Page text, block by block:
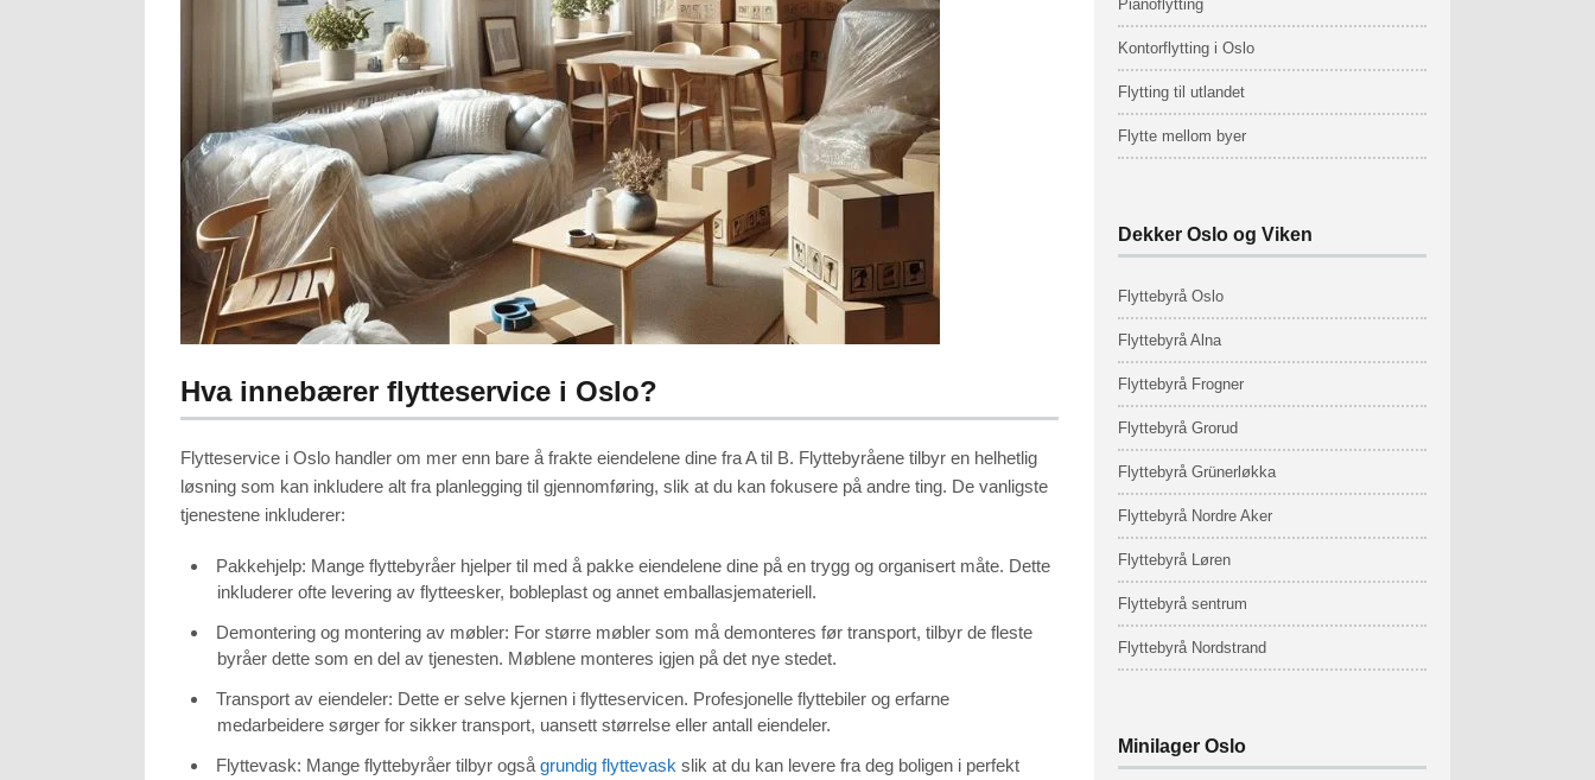
Hva innebærer flytteservice i Oslo?
Flytteservice i Oslo handler om mer enn bare å frakte eiendelene dine fra A til B. Flyttebyråene tilbyr en helhetlig
løsning som kan inkludere alt fra planlegging til gjennomføring, slik at du kan fokusere på andre ting. De vanligste
tjenestene inkluderer:
Pakkehjelp: Mange flyttebyråer hjelper til med å pakke eiendelene dine på en trygg og organisert måte. Dette
inkluderer ofte levering av flytteesker, bobleplast og annet emballasjemateriell.
Demontering og montering av møbler: For større møbler som må demonteres før transport, tilbyr de fleste
byråer dette som en del av tjenesten. Møblene monteres igjen på det nye stedet.
Transport av eiendeler: Dette er selve kjernen i flytteservicen. Profesjonelle flyttebiler og erfarne
medarbeidere sørger for sikker transport, uansett størrelse eller antall eiendeler.
Flyttevask: Mange flyttebyråer tilbyr også grundig flyttevask slik at du kan levere fra deg boligen i perfekt
Pianoflytting
Kontorflytting i Oslo
Flytting til utlandet
Flytte mellom byer
Dekker Oslo og Viken
Flyttebyrå Oslo
Flyttebyrå Alna
Flyttebyrå Frogner
Flyttebyrå Grorud
Flyttebyrå Grünerløkka
Flyttebyrå Nordre Aker
Flyttebyrå Løren
Flyttebyrå sentrum
Flyttebyrå Nordstrand
Minilager Oslo